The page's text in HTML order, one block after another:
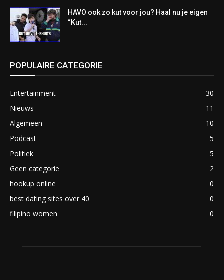
HAVO ook zo kut voor jou? Haal nu je eigen
“Kut...
POPULAIRE CATEGORIE
Entertainment
30
Nieuws
11
Algemeen
10
Podcast
5
Politiek
5
Geen categorie
2
hookup online
0
best dating sites over 40
0
filipino women
0